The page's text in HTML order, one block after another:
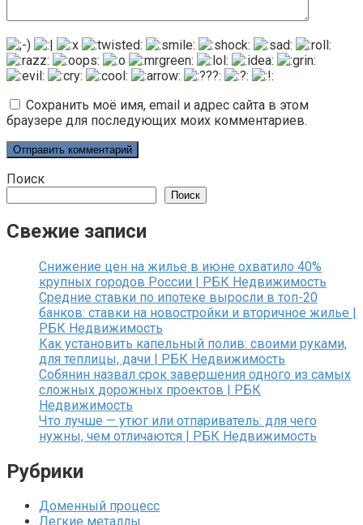
Сохранить моё имя, email и адрес сайта в этом
браузере для последующих моих комментариев.
Поиск
Поиск
Свежие записи
Снижение цен на жилье в июне охватило 40%
крупных городов России | РБК Недвижимость
Средние ставки по ипотеке выросли в топ-20
банков: ставки на новостройки и вторичное жилье |
РБК Недвижимость
Как установить капельный полив: своими руками,
для теплицы, дачи | РБК Недвижимость
Собянин назвал срок завершения одного из самых
сложных дорожных проектов | РБК
Недвижимость
Что лучше — утюг или отпариватель: для чего
нужны, чем отличаются | РБК Недвижимость
Рубрики
Доменный процесс
Легкие металлы